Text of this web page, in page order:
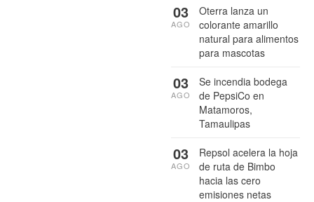
Oterra lanza un
colorante amarillo
natural para alimentos
para mascotas
03
AGO
Se incendia bodega
de PepsiCo en
Matamoros,
Tamaulipas
03
AGO
Repsol acelera la hoja
de ruta de Bimbo
hacia las cero
emisiones netas
03
AGO